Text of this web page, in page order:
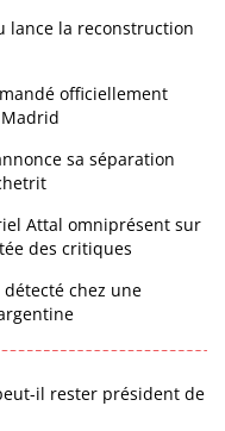
lance la reconstruction
officiellement
sa séparation
Attal omniprésent sur
des critiques
chez une
il rester président de